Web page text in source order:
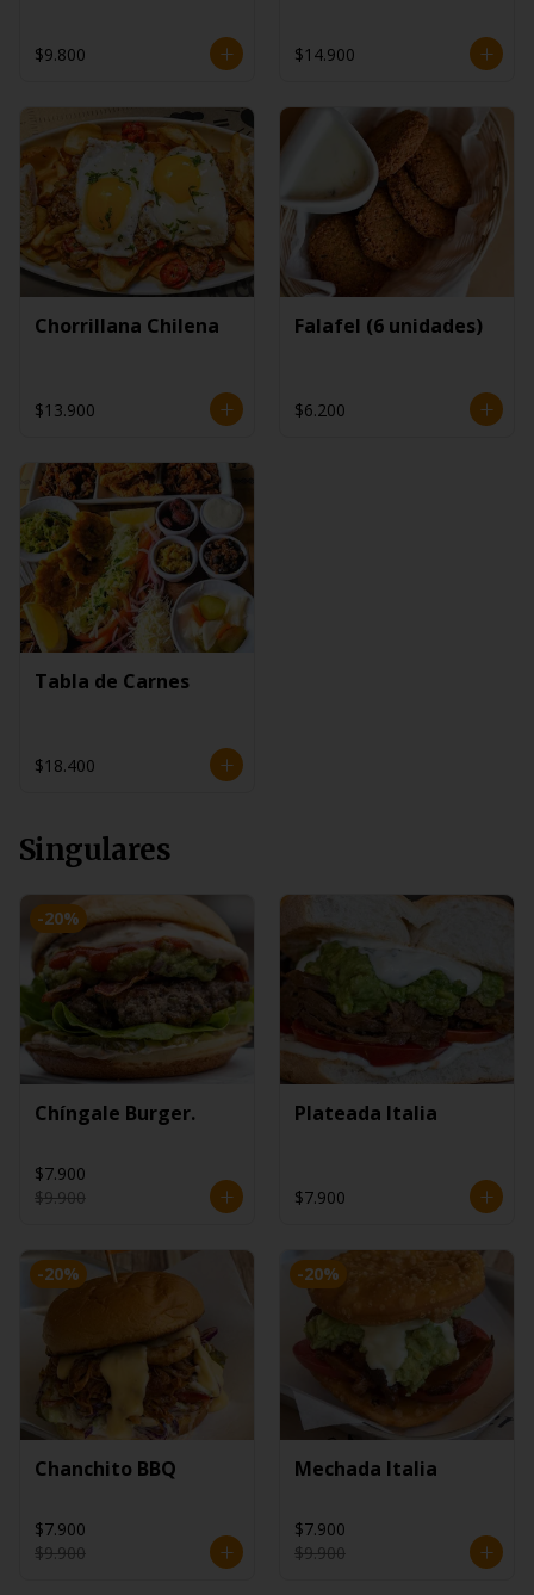
$9.800 $14.900
Chorrillana Chilena
$13.900
Falafel (6 unidades)
$6.200
Tabla de Carnes
$18.400
Singulares
-20%
Chíngale Burger.
$7.900
$9.900
Plateada Italia
$7.900
-20%
Chanchito BBQ
$7.900
$9.900
-20%
Mechada Italia
$7.900
$9.900